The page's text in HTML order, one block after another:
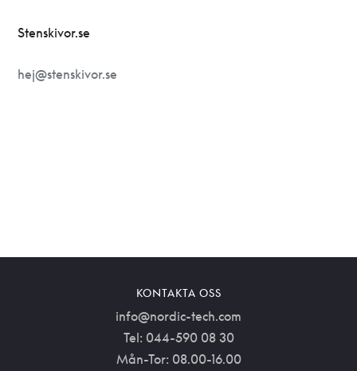
Stenskivor.se
hej@stenskivor.se
KONTAKTA OSS
info@nordic-tech.com
Tel: 044-590 08 30
Mån-Tor: 08.00-16.00